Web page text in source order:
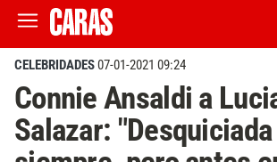
CELEBRIDADES07-01-2021 09:24
Connie Ansaldi a
Salazar: